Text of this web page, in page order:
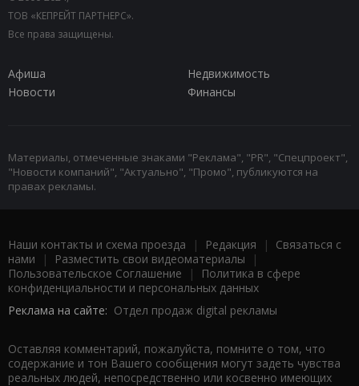
ТОВ «КЕПРЕЙТ ПАРТНЕРС».
Все права защищены.
Афиша
Недвижимость
Новости
Финансы
Материалы, отмеченные знаками "Реклама", "PR", "Спецпроект",
"Новости компаний", "Актуально", "Промо", публикуются на
правах рекламы.
Наши контакты и схема проезда | Редакция | Связаться с
нами | Разместить свои видеоматериалы |
Пользовательское Соглашение |
Политика в сфере
конфиденциальности и персональных данных
Реклама на сайте: Отдел продаж digital рекламы
Оставляя комментарий, пожалуйста, помните о том, что
содержание и тон Вашего сообщения могут задеть чувства
реальных людей, непосредственно или косвенно имеющих